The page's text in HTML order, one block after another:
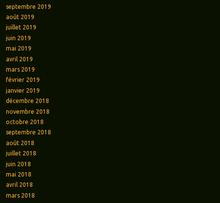
septembre 2019
août 2019
juillet 2019
juin 2019
mai 2019
avril 2019
mars 2019
février 2019
janvier 2019
décembre 2018
novembre 2018
octobre 2018
septembre 2018
août 2018
juillet 2018
juin 2018
mai 2018
avril 2018
mars 2018